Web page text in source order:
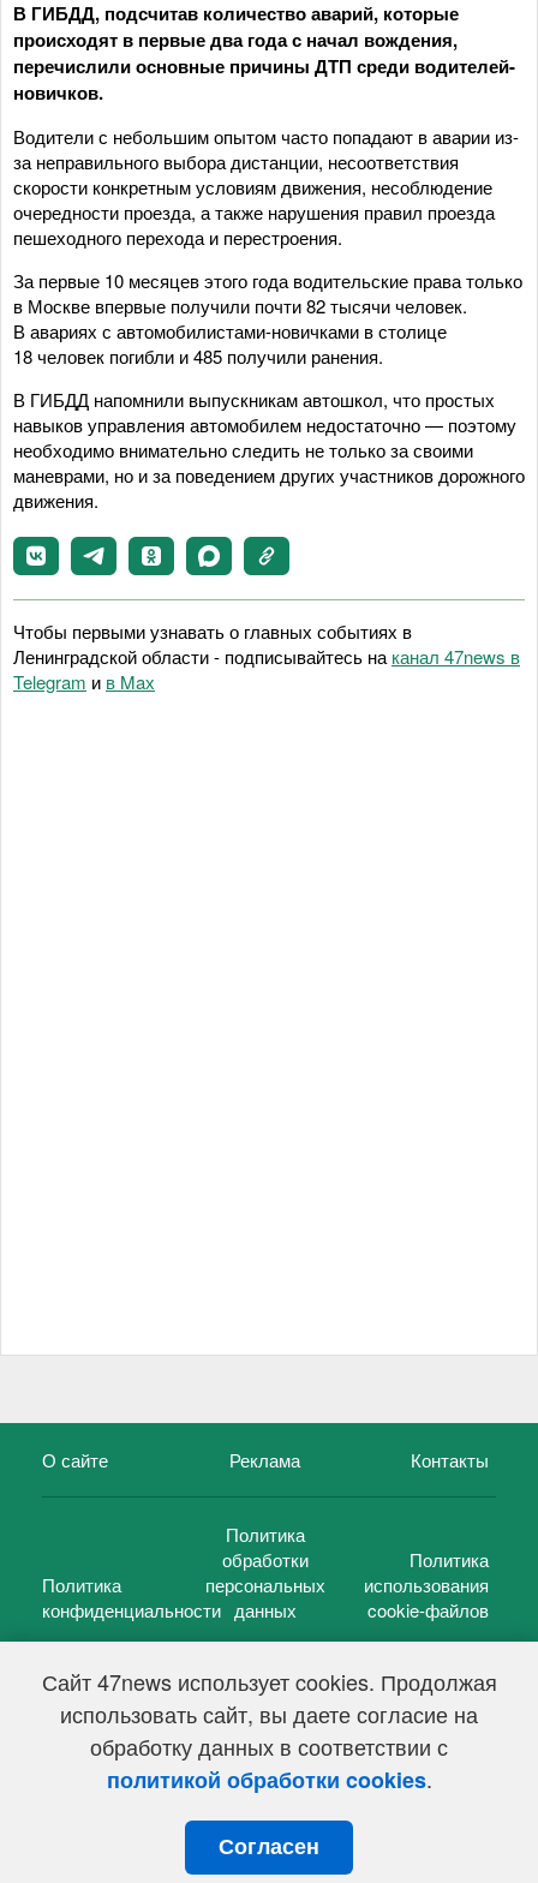
Сайт 47news использует cookies. Продолжая
использовать сайт, вы даете согласие на
обработку данных в соответствии с
политикой обработки cookies.
Согласен
В ГИБДД, подсчитав количество аварий, которые
происходят в первые два года с начал вождения,
перечислили основные причины ДТП среди водителей-
новичков.
Водители с небольшим опытом часто попадают в аварии из-
за неправильного выбора дистанции, несоответствия
скорости конкретным условиям движения, несоблюдение
очередности проезда, а также нарушения правил проезда
пешеходного перехода и перестроения.
За первые 10 месяцев этого года водительские права только
в Москве впервые получили почти 82 тысячи человек.
В авариях с автомобилистами-новичками в столице
18 человек погибли и 485 получили ранения.
В ГИБДД напомнили выпускникам автошкол, что простых
навыков управления автомобилем недостаточно — поэтому
необходимо внимательно следить не только за своими
маневрами, но и за поведением других участников дорожного
движения.
Чтобы первыми узнавать о главных событиях в
Ленинградской области - подписывайтесь на канал 47news в
Telegram и в Maх
О сайте Реклама Контакты
Политика
конфиденциальности
Политика
обработки
персональных
данных
Политика
использования
cookie-файлов
47 новостей (47 news)2005 — 2026 г.
Свидетельство о регистрации СМИ Эл № ФС 77-39848, выдано
Федеральной службой по надзору в сфере связи,
информационных технологий и массовых коммуникаций